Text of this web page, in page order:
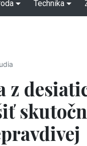
Technika
z